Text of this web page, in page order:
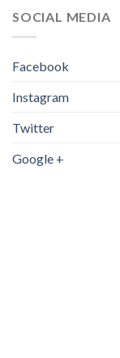
SOCIAL MEDIA
Facebook
Instagram
Twitter
Google +